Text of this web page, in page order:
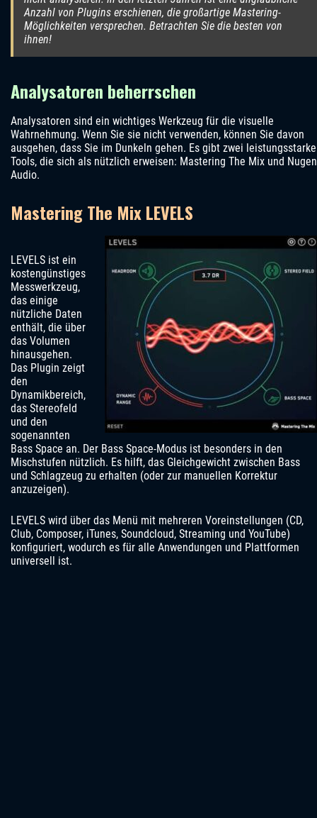
Anzahl von Plugins erschienen, die großartige Mastering-
Möglichkeiten versprechen. Betrachten Sie die besten von
ihnen!
Analysatoren beherrschen
Analysatoren sind ein wichtiges Werkzeug für die visuelle
Wahrnehmung. Wenn Sie sie nicht verwenden, können Sie davon
ausgehen, dass Sie im Dunkeln gehen. Es gibt zwei leistungsstarke
Tools, die sich als nützlich erweisen: Mastering The Mix und Nugen
Audio.
Mastering The Mix LEVELS
LEVELS ist ein
kostengünstiges
Messwerkzeug,
das einige
nützliche Daten
enthält, die über
das Volumen
hinausgehen.
Das Plugin zeigt
den
Dynamikbereich,
das Stereofeld
und den
sogenannten
Bass Space an. Der Bass Space-Modus ist besonders in den
Mischstufen nützlich. Es hilft, das Gleichgewicht zwischen Bass
und Schlagzeug zu erhalten (oder zur manuellen Korrektur
anzuzeigen).
LEVELS wird über das Menü mit mehreren Voreinstellungen (CD,
Club, Composer, iTunes, Soundcloud, Streaming und YouTube)
konfiguriert, wodurch es für alle Anwendungen und Plattformen
universell ist.